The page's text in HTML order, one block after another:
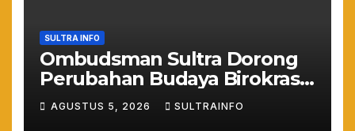
SULTRA INFO
Ombudsman Sultra Dorong
Perubahan Budaya Birokrasi
Lewat Penilaian
Maladministrasi 2026
AGUSTUS 5, 2026 SULTRAINFO